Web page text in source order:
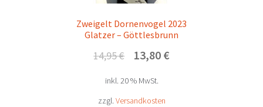
Zweigelt Dornenvogel 2023
Glatzer – Göttlesbrunn
14,95€
Ursprünglicher
war:
14,95 €
13,80 €Aktueller
inkl. 20 % MwSt.
zzgl. Versandkosten